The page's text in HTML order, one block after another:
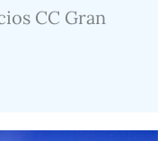
CC Gran